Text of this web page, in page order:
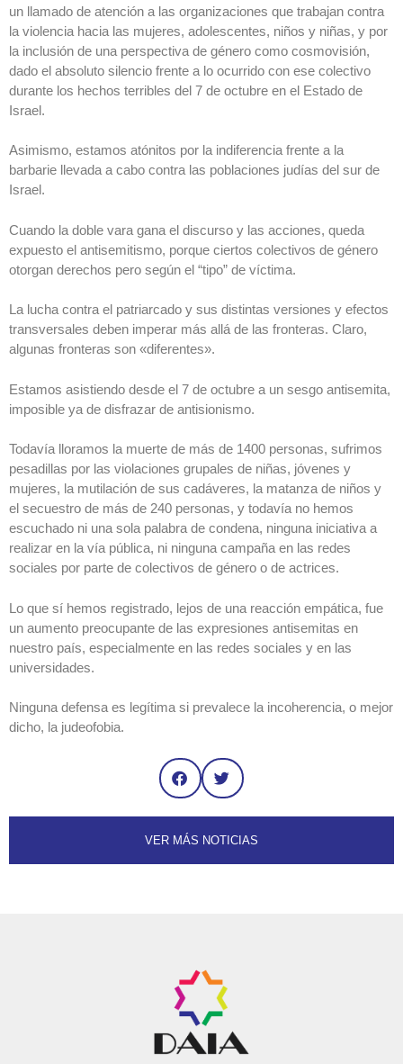
un llamado de atención a las organizaciones que trabajan contra
la violencia hacia las mujeres, adolescentes, niños y niñas, y por
la inclusión de una perspectiva de género como cosmovisión,
dado el absoluto silencio frente a lo ocurrido con ese colectivo
durante los hechos terribles del 7 de octubre en el Estado de
Israel.
Asimismo, estamos atónitos por la indiferencia frente a la
barbarie llevada a cabo contra las poblaciones judías del sur de
Israel.
Cuando la doble vara gana el discurso y las acciones, queda
expuesto el antisemitismo, porque ciertos colectivos de género
otorgan derechos pero según el “tipo” de víctima.
La lucha contra el patriarcado y sus distintas versiones y efectos
transversales deben imperar más allá de las fronteras. Claro,
algunas fronteras son «diferentes».
Estamos asistiendo desde el 7 de octubre a un sesgo antisemita,
imposible ya de disfrazar de antisionismo.
Todavía lloramos la muerte de más de 1400 personas, sufrimos
pesadillas por las violaciones grupales de niñas, jóvenes y
mujeres, la mutilación de sus cadáveres, la matanza de niños y
el secuestro de más de 240 personas, y todavía no hemos
escuchado ni una sola palabra de condena, ninguna iniciativa a
realizar en la vía pública, ni ninguna campaña en las redes
sociales por parte de colectivos de género o de actrices.
Lo que sí hemos registrado, lejos de una reacción empática, fue
un aumento preocupante de las expresiones antisemitas en
nuestro país, especialmente en las redes sociales y en las
universidades.
Ninguna defensa es legítima si prevalece la incoherencia, o mejor
dicho, la judeofobia.
VER MÁS NOTICIAS